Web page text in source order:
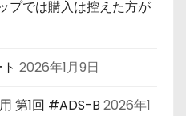
プでは購入は控えた方が
2026年1月9日
第1回 #ADS-B 2026年1